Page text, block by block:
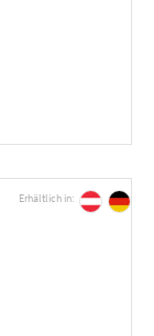
Erhältlich in: